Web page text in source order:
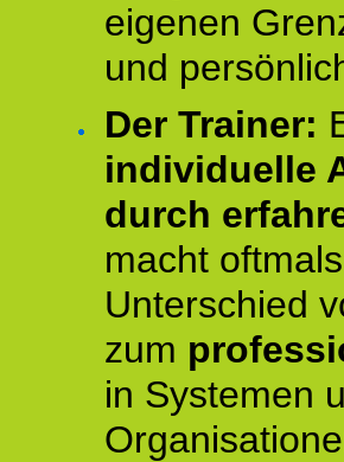
eigenen
und
Der Trainer:
individuelle
durch
macht
Unterschied
zum
in Systemen